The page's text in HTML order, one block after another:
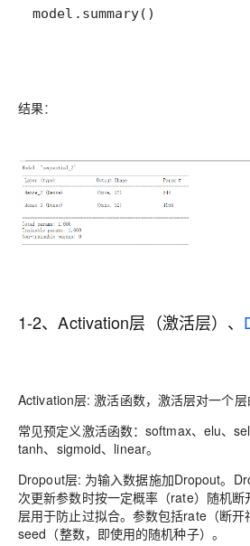
model.summary()
结果：
1-2、Activation层（激活层）、
Activation层: 激活函数，激活层对一个
常见预定义激活函数：softmax、elu、
tanh、sigmoid、linear。
Dropout层: 为输入数据施加Dropout。
次更新参数时按一定概率（rate）随机
层用于防止过拟合。参数包括rate（断开
seed（整数，即使用的随机种子）。